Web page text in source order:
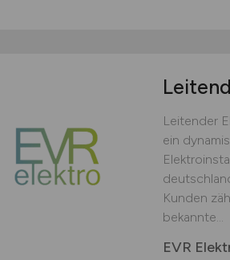
Leitender
ein
Kunden
bekannte...
EVR